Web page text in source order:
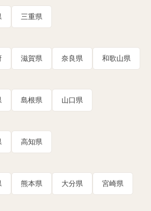
三重県
滋賀県 奈良県 和歌山県
島根県 山口県
高知県
熊本県 大分県 宮崎県